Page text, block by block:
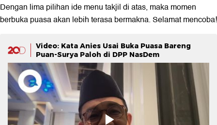
Dengan lima pilihan ide menu takjil di atas, maka momen
berbuka puasa akan lebih terasa bermakna. Selamat mencoba!
Video: Kata Anies Usai Buka Puasa Bareng
Puan-Surya Paloh di DPP NasDem